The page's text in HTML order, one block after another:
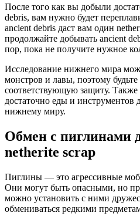
После того как вы добыли
debris, вам нужно будет
ancient debris даст вам один
продолжайте добывать ancient
пор, пока не получите нужное
Исследование нижнего мира
монстров и лавы, поэтому
соответствующую защиту. Также
достаточно еды и инструментов
нижнему миру.
Обмен с пиглинами
netherite scrap
Пиглины — это агрессивные
Они могут быть опасными, но
можно установить с ними
обмениваться редкими